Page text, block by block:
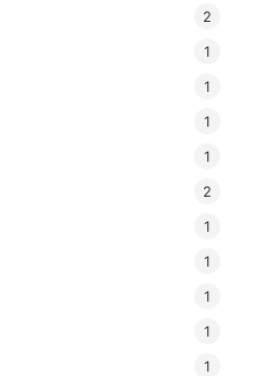
2
1
1
1
1
2
1
1
1
1
1